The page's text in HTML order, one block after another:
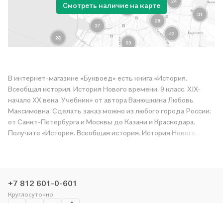
Смотреть наличие на карте
В интернет-магазине «Буквоед» есть книга «История.
Всеобщая история. История Нового времени. 9 класс. XIX-
начало XX века. Учебник» от автора Ванюшкина Любовь
Максимовна. Сделать заказ можно из любого города России:
от Санкт-Петербурга и Москвы до Казани и Краснодара.
Получите «История. Всеобщая история. История Нового
проводим акции. Оставайтесь с нами, чтобы не упустить
выгоду!
+7 812 601-0-601
Круглосуточно